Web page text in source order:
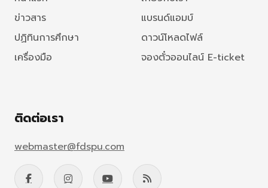
ข่าวสาร
ปฏิทินการศึกษา
เครื่องมือ
แบรนด์แอมบ์
ดาวน์โหลดไฟล์
จองตั๋วออนไลน์ E-ticket
ติดต่อเรา
webmaster@fdspu.com